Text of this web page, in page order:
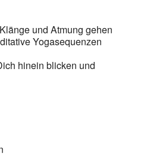
und Atmung gehen
Yogasequenzen
hinein blicken und